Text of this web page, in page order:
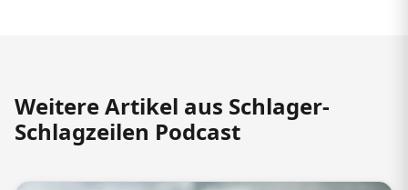
Weitere Artikel aus Schlager-
Schlagzeilen Podcast